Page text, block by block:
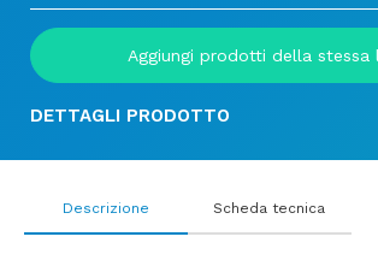
Aggiungi prodotti della stessa
DETTAGLI PRODOTTO
Descrizione Scheda tecnica